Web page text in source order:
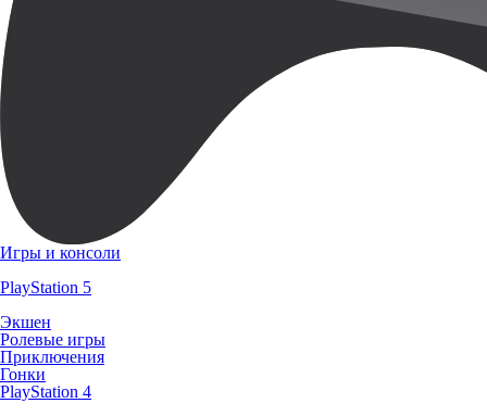
Игры и консоли
PlayStation 5
Экшен
Ролевые игры
Приключения
Гонки
PlayStation 4